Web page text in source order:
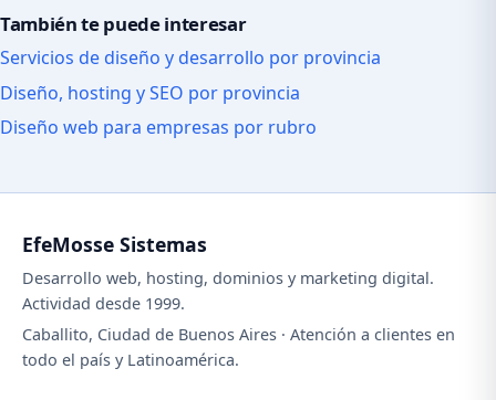
También te puede interesar
Servicios de diseño y desarrollo por provincia
Diseño, hosting y SEO por provincia
Diseño web para empresas por rubro
EfeMosse Sistemas
Desarrollo web, hosting, dominios y marketing digital.
Actividad desde 1999.
Caballito, Ciudad de Buenos Aires · Atención a clientes en
todo el país y Latinoamérica.